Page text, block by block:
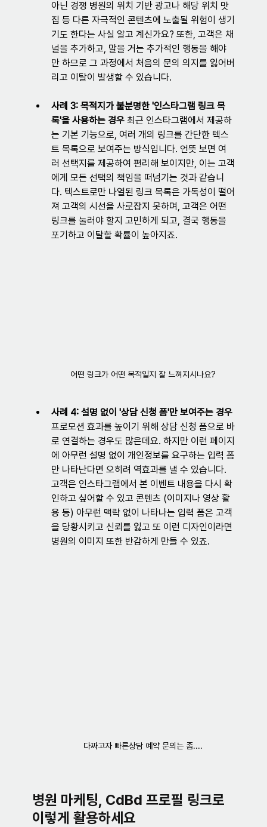
아닌 경쟁 병원의 위치 기반 광고나 해당 위치 맛
집 등 다른 자극적인 콘텐츠에 노출될 위험이 생기
기도 한다는 사실 알고 계신가요? 또한, 고객은 채
널을 추가하고, 말을 거는 추가적인 행동을 해야
만 하므로 그 과정에서 처음의 문의 의지를 잃어버
리고 이탈이 발생할 수 있습니다.
사례 3: 목적지가 불분명한 '인스타그램 링크 목
록'을 사용하는 경우 최근 인스타그램에서 제공하
는 기본 기능으로, 여러 개의 링크를 간단한 텍스
트 목록으로 보여주는 방식입니다. 언뜻 보면 여
러 선택지를 제공하여 편리해 보이지만, 이는 고객
에게 모든 선택의 책임을 떠넘기는 것과 같습니
다. 텍스트로만 나열된 링크 목록은 가독성이 떨어
져 고객의 시선을 사로잡지 못하며, 고객은 어떤
링크를 눌러야 할지 고민하게 되고, 결국 행동을
포기하고 이탈할 확률이 높아지죠.
어떤 링크가 어떤 목적일지 잘 느껴지시나요?
사례 4: 설명 없이 '상담 신청 폼'만 보여주는 경우
프로모션 효과를 높이기 위해 상담 신청 폼으로 바
로 연결하는 경우도 많은데요. 하지만 이런 페이지
에 아무런 설명 없이 개인정보를 요구하는 입력 폼
만 나타난다면 오히려 역효과를 낼 수 있습니다.
고객은 인스타그램에서 본 이벤트 내용을 다시 확
인하고 싶어할 수 있고 콘텐츠 (이미지나 영상 활
용 등) 아무런 맥락 없이 나타나는 입력 폼은 고객
을 당황시키고 신뢰를 잃고 또 이런 디자인이라면
병원의 이미지 또한 반감하게 만들 수 있죠.
다짜고자 빠른상담 예약 문의는 좀....
병원 마케팅, CdBd 프로필 링크로
이렇게 활용하세요